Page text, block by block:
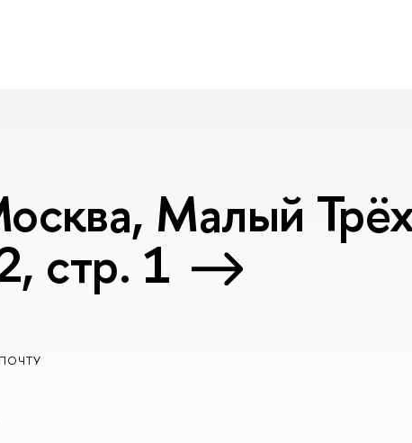
Малый
стр. 1